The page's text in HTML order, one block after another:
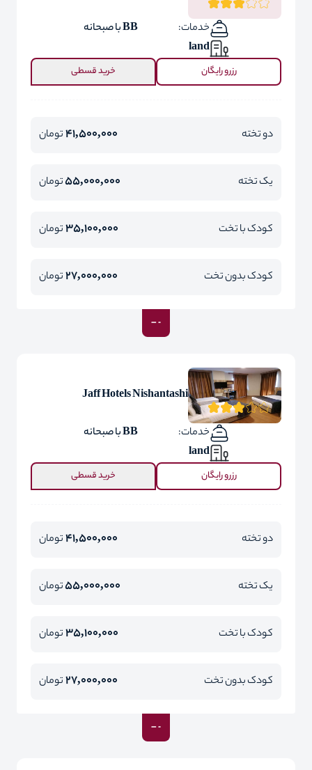
خدمات:
BB با صبحانه
land
رزرو رایگان خرید قسطی
دو تخته 41,500,000تومان
یک تخته 55,000,000تومان
کودک با تخت 35,100,000تومان
کودک بدون تخت 27,000,000تومان
Jaff Hotels Nishantashi
خدمات:
BB با صبحانه
land
رزرو رایگان خرید قسطی
دو تخته 41,500,000تومان
یک تخته 55,000,000تومان
کودک با تخت 35,100,000تومان
کودک بدون تخت 27,000,000تومان